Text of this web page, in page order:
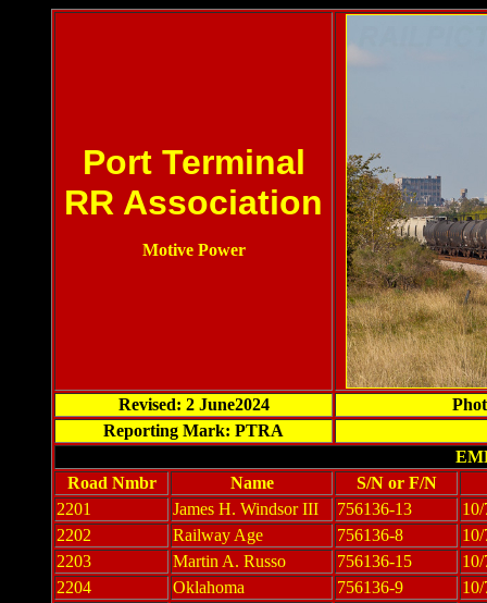
Port Terminal
RR Association
Motive Power
Revised: 2 June2024
Reporting Mark: PTRA
Road Nmbr
Name
S/N or F/N
2201
James H. Windsor III 756136-13
2202
Railway Age 756136-8
2203
Martin A. Russo 756136-15
2204
Oklahoma 756136-9